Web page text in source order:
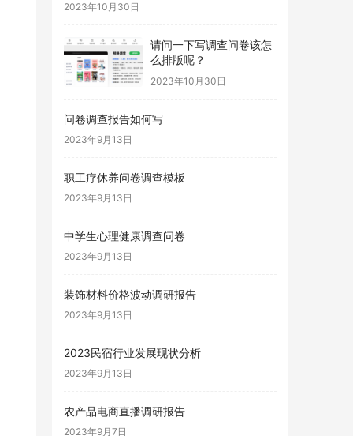
2023年10月30日
请问一下写调查问卷该怎
么排版呢？
2023年10月30日
问卷调查报告如何写
2023年9月13日
职工疗休养问卷调查模板
2023年9月13日
中学生心理健康调查问卷
2023年9月13日
装饰材料价格波动调研报告
2023年9月13日
2023民宿行业发展现状分析
2023年9月13日
农产品电商直播调研报告
2023年9月7日